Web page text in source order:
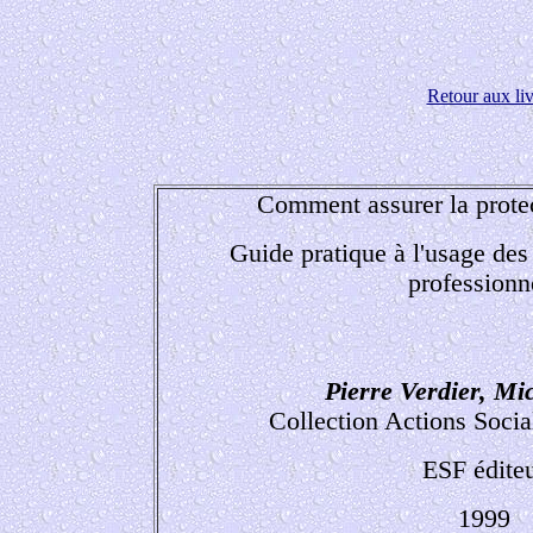
Retour aux
Comment assurer la
Guide pratique à l'usage
Pierre Verdier,
Collection Actions
ESF
1999